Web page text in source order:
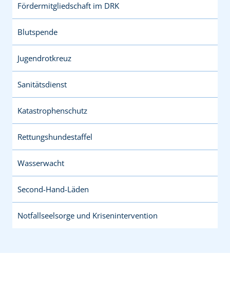
Fördermitgliedschaft im DRK
Blutspende
Jugendrotkreuz
Sanitätsdienst
Katastrophenschutz
Rettungshundestaffel
Wasserwacht
Second-Hand-Läden
Notfallseelsorge und Krisenintervention